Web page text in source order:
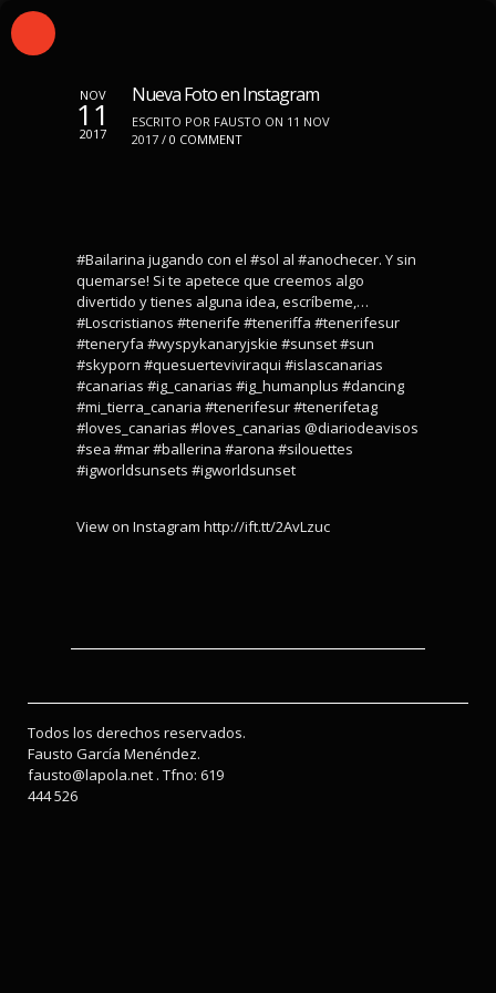
NOV
11
2017
Nueva Foto en Instagram
ESCRITO POR FAUSTO ON 11 NOV
2017 / 0 COMMENT
#Bailarina jugando con el #sol al #anochecer. Y sin
quemarse! Si te apetece que creemos algo
divertido y tienes alguna idea, escríbeme,…
#Loscristianos #tenerife #teneriffa #tenerifesur
#teneryfa #wyspykanaryjskie #sunset #sun
#skyporn #quesuerteviviraqui #islascanarias
#canarias #ig_canarias #ig_humanplus #dancing
#mi_tierra_canaria #tenerifesur #tenerifetag
#loves_canarias #loves_canarias @diariodeavisos
#sea #mar #ballerina #arona #silouettes
#igworldsunsets #igworldsunset
View on Instagram http://ift.tt/2AvLzuc
Todos los derechos reservados.
Fausto García Menéndez.
fausto@lapola.net . Tfno: 619
444 526